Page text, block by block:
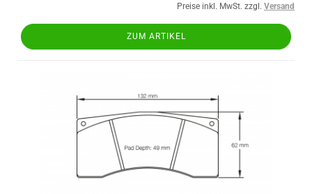
Preise inkl. MwSt. zzgl. Versand
ZUM ARTIKEL